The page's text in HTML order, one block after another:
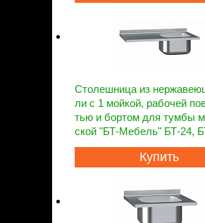
Столешница из
ли с 1 мойкой, рабочей
тью и бортом для тумбы
ской "БТ-Мебель" БТ-24,
Купить